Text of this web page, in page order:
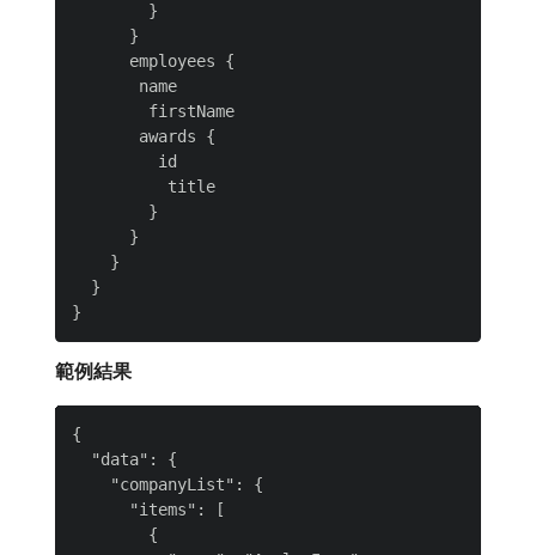
        }
      }
      employees {
       name
        firstName
       awards {
         id
          title
        }
      }
    }
  }
範例結果
{
  "data": {
    "companyList": {
      "items": [
        {